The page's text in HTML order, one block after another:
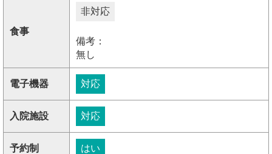
食事
非対応
備考：
無し
電子機器 対応
入院施設 対応
予約制 はい